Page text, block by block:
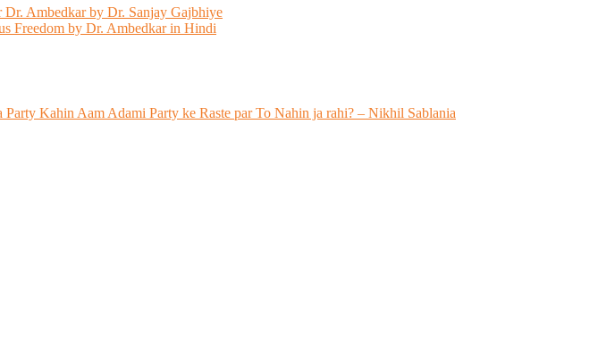
Ambedkar by Dr. Sanjay Gajbhiye
Freedom by Dr. Ambedkar in Hindi
Party Kahin Aam Adami Party ke Raste par To Nahin ja rahi? – Nikhil Sablania